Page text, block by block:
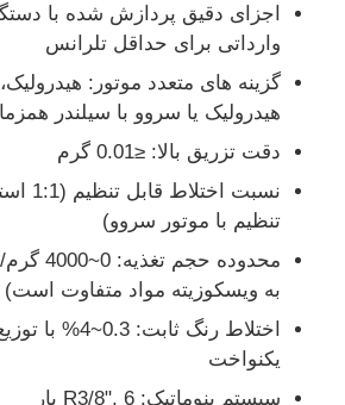
اخبار
همه موارد
درخواست نقل قول
دستگاه قالب دهی تزریقی Lsr
ماشین تزریق سیلیکون
وارداتی برای حداقل تلرانس
گزینه های متعدد موتور:
هیدرولیک یا سروو با سیلندر
دقت تزریق بالا: ≤0.01 گرم
نسبت
تنظیم با موتور سروو)
به ویسکوزیته مواد متفاوت است)
اختلاط رنگ ثابت:
یکنواخت
سیستم پنوماتیک: R3/8", 6 بار